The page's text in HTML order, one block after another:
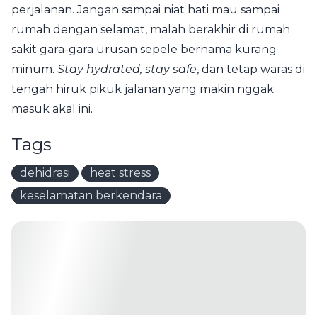
perjalanan. Jangan sampai niat hati mau sampai
rumah dengan selamat, malah berakhir di rumah
sakit gara-gara urusan sepele bernama kurang
minum. Stay hydrated, stay safe, dan tetap waras di
tengah hiruk pikuk jalanan yang makin nggak
masuk akal ini.
Tags
dehidrasi
heat stress
keselamatan berkendara